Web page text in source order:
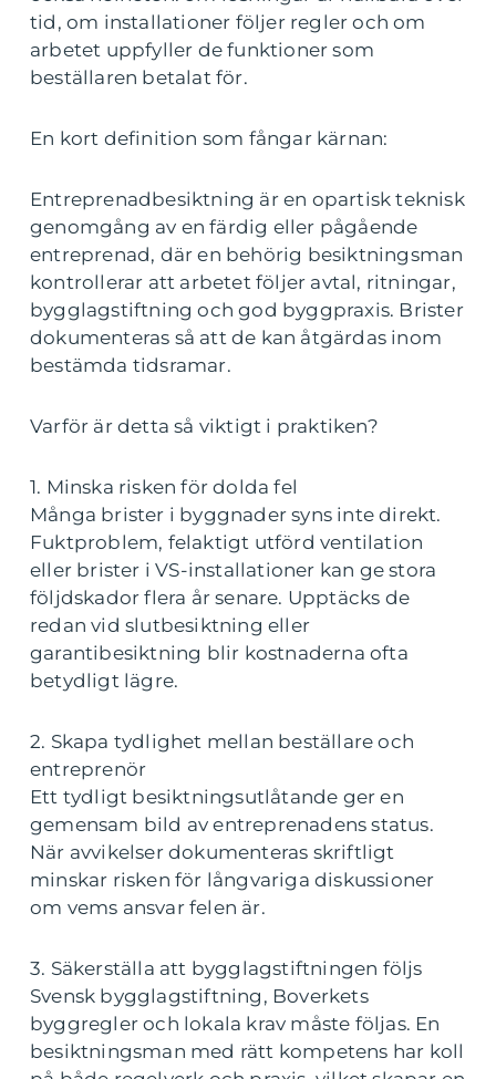
tid, om installationer följer regler och om
arbetet uppfyller de funktioner som
beställaren betalat för.
En kort definition som fångar kärnan:
Entreprenadbesiktning är en opartisk teknisk
genomgång av en färdig eller pågående
entreprenad, där en behörig besiktningsman
kontrollerar att arbetet följer avtal, ritningar,
bygglagstiftning och god byggpraxis. Brister
dokumenteras så att de kan åtgärdas inom
bestämda tidsramar.
Varför är detta så viktigt i praktiken?
1. Minska risken för dolda fel
Många brister i byggnader syns inte direkt.
Fuktproblem, felaktigt utförd ventilation
eller brister i VS-installationer kan ge stora
följdskador flera år senare. Upptäcks de
redan vid slutbesiktning eller
garantibesiktning blir kostnaderna ofta
betydligt lägre.
2. Skapa tydlighet mellan beställare och
entreprenör
Ett tydligt besiktningsutlåtande ger en
gemensam bild av entreprenadens status.
När avvikelser dokumenteras skriftligt
minskar risken för långvariga diskussioner
om vems ansvar felen är.
3. Säkerställa att bygglagstiftningen följs
Svensk bygglagstiftning, Boverkets
byggregler och lokala krav måste följas. En
besiktningsman med rätt kompetens har koll